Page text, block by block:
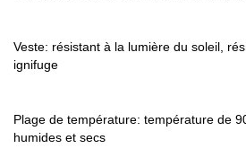
Veste: résistant à la lumière du soleil,
ignifuge
Plage de température: température de
humides et secs